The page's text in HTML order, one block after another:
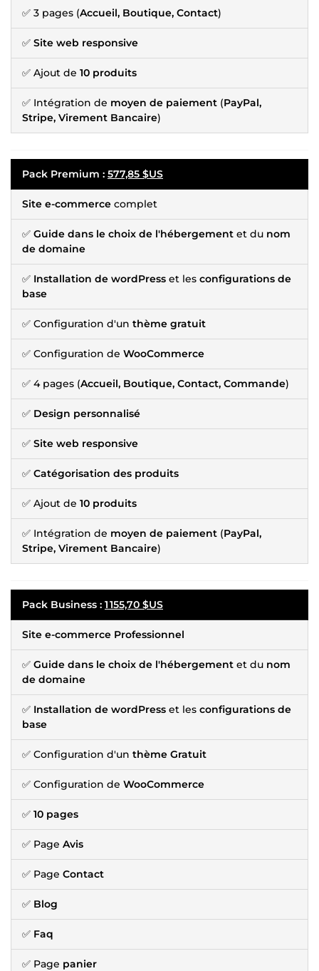
✅ 3 pages (Accueil, Boutique, Contact)
✅ Site web responsive
✅ Ajout de 10 produits
✅ Intégration de moyen de paiement (PayPal,
Stripe, Virement Bancaire)
Pack Premium : 577,85 $US
Site e-commerce complet
✅ Guide dans le choix de l'hébergement et du nom
de domaine
✅ Installation de wordPress et les configurations de
base
✅ Configuration d'un thème gratuit
✅ Configuration de WooCommerce
✅ 4 pages (Accueil, Boutique, Contact, Commande)
✅ Design personnalisé
✅ Site web responsive
✅ Catégorisation des produits
✅ Ajout de 10 produits
✅ Intégration de moyen de paiement (PayPal,
Stripe, Virement Bancaire)
Pack Business : 1 155,70 $US
Site e-commerce Professionnel
✅ Guide dans le choix de l'hébergement et du nom
de domaine
✅ Installation de wordPress et les configurations de
base
✅ Configuration d'un thème Gratuit
✅ Configuration de WooCommerce
✅ 10 pages
✅ Page Avis
✅ Page Contact
✅ Blog
✅ Faq
✅ Page panier